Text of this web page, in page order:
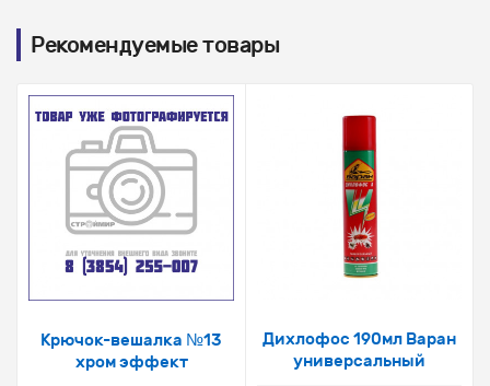
Рекомендуемые товары
Крючок-вешалка №13
хром эффект
Дихлофос 190мл Варан
универсальный